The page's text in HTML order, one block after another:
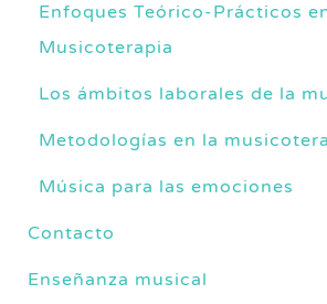
Enfoques Teórico-Prácticos
Musicoterapia
Los ámbitos laborales de la
Metodologías en la
Música para las emociones
Contacto
Enseñanza musical